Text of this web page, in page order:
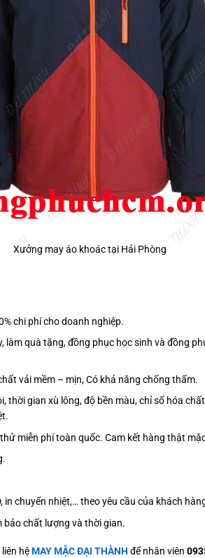
Xưởng may áo khoác tại Hải Phòng
chi phí cho doanh nghiệp.
làm quà tặng, đồng phục học sinh và đồng
vải mềm – mịn, Có khả năng chống thấm.
thời gian xù lông, độ bền màu, chỉ số hóa
miễn phí toàn quốc. Cam kết hàng thật
in chuyển nhiệt,… theo yêu cầu của khách
bảo chất lượng và thời gian.
hệMAY MẶC ĐẠI THÀNH để nhân viên